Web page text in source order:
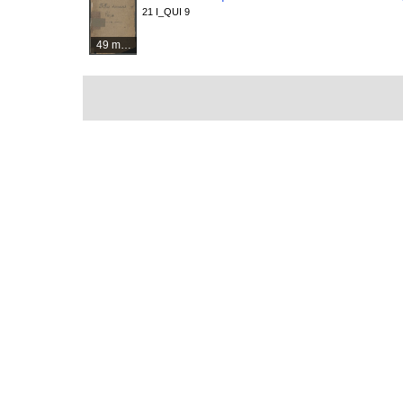
49 médias
21 I_QUI 9